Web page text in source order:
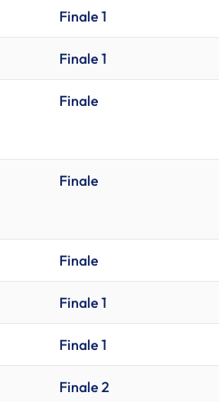
Finale 1
Finale 1
Finale
Finale
Finale
Finale 1
Finale 1
Finale 2